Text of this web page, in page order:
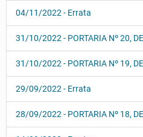
04/11/2022 - Errata
31/10/2022 - PORTARIA Nº 20,
31/10/2022 - PORTARIA Nº 19,
29/09/2022 - Errata
28/09/2022 - PORTARIA Nº 18,